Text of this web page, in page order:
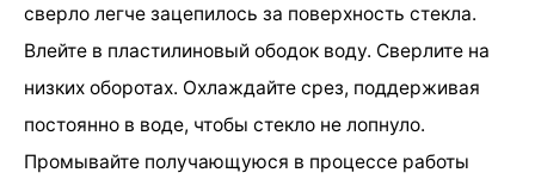
сверло легче зацепилось за поверхность стекла.
Влейте в пластилиновый ободок воду. Сверлите на
низких оборотах. Охлаждайте срез, поддерживая
постоянно в воде, чтобы стекло не лопнуло.
Промывайте получающуюся в процессе работы